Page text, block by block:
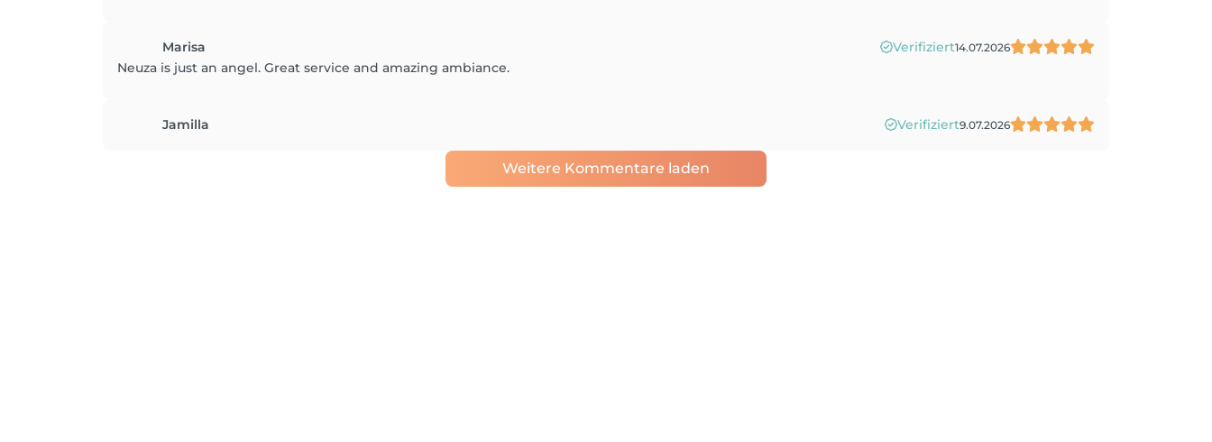
Marisa Verifiziert14.07.2026
Neuza is just an angel. Great service and amazing ambiance.
Jamilla Verifiziert9.07.2026
Weitere Kommentare laden